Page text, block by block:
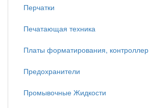
Перчатки
Печатающая техника
Платы форматирования, контроллер
Предохранители
Промывочные Жидкости